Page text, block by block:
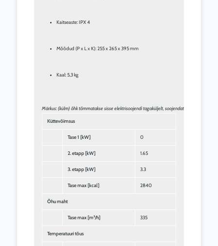
Kaitseaste: IPX 4
Mõõdud (P x L x K): 255 x 265 x 395 mm
Kaal: 5,3 kg
Märkus: (külm) õhk tõmmatakse sisse elektrisoojendi tagaküljelt, soojendatakse ja
Küttevõimsus
Tase 1 [kW] 0
2. etapp [kW] 1.65
3. etapp [kW] 3.3
Tase max [kcal] 2840
Õhu maht
Tase max [m³/h] 335
Temperatuuri tõus